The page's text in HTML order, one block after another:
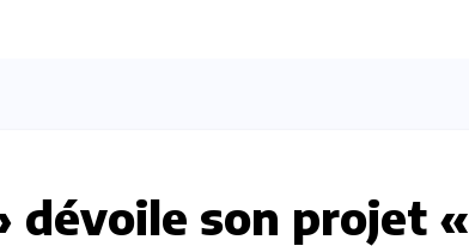
dévoile son projet «